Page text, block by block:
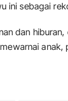
ini sebagai
dan
anak,